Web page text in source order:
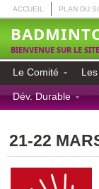
ACCUEIL PLAN DU
BIENVENUE SUR LE
Le Comité
Dév. Durable
21-22